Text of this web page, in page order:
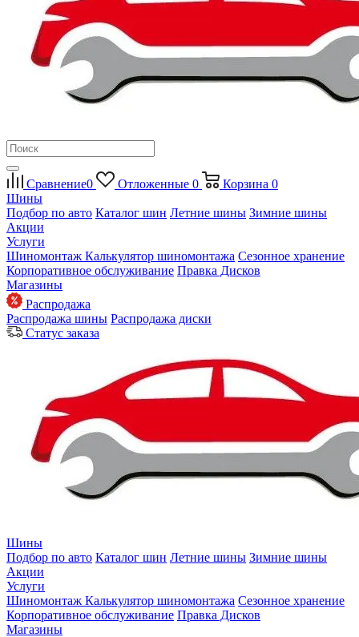
Сравнение0 Отложенные 0 Корзина 0
Шины
Подбор по авто Каталог шин Летние шины Зимние шины
Акции
Услуги
Шиномонтаж Калькулятор шиномонтажа Сезонное хранение
Корпоративное обслуживание Правка Дисков
Магазины
Распродажа
Распродажа шины Распродажа диски
Статус заказа
Шины
Подбор по авто Каталог шин Летние шины Зимние шины
Акции
Услуги
Шиномонтаж Калькулятор шиномонтажа Сезонное хранение
Корпоративное обслуживание Правка Дисков
Магазины